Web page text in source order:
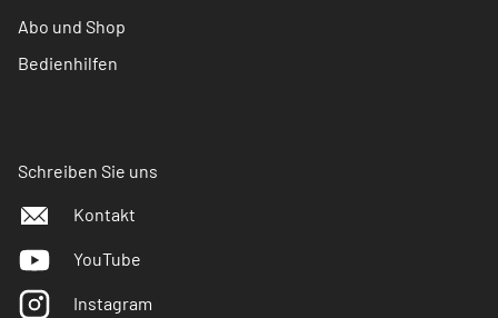
Abo und Shop
Bedienhilfen
Schreiben Sie uns
Kontakt
YouTube
Instagram